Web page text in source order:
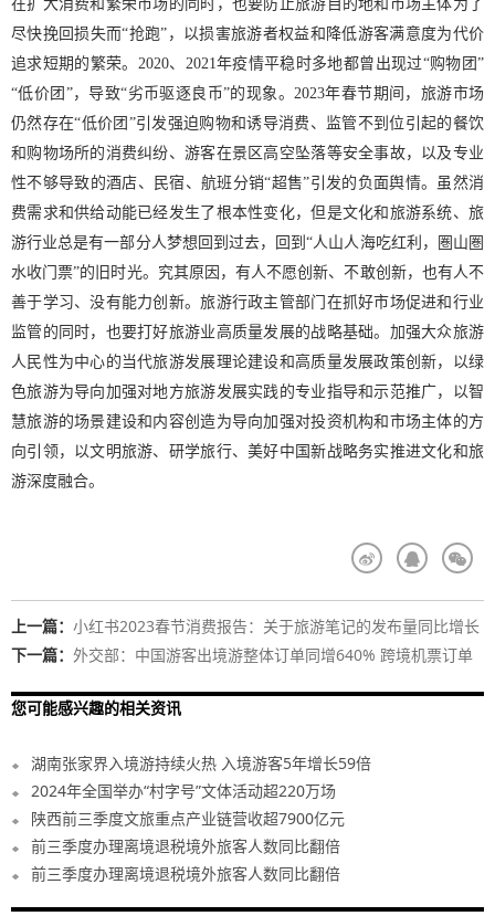
在扩大消费和繁荣市场的同时，也要防止旅游目的地和市场主体为了
尽快挽回损失而“抢跑”，以损害旅游者权益和降低游客满意度为代价
追求短期的繁荣。2020、2021年疫情平稳时多地都曾出现过“购物团”
“低价团”，导致“劣币驱逐良币”的现象。2023年春节期间，旅游市场
仍然存在“低价团”引发强迫购物和诱导消费、监管不到位引起的餐饮
和购物场所的消费纠纷、游客在景区高空坠落等安全事故，以及专业
性不够导致的酒店、民宿、航班分销“超售”引发的负面舆情。虽然消
费需求和供给动能已经发生了根本性变化，但是文化和旅游系统、旅
游行业总是有一部分人梦想回到过去，回到“人山人海吃红利，圏山圏
水收门票”的旧时光。究其原因，有人不愿创新、不敢创新，也有人不
善于学习、没有能力创新。旅游行政主管部门在抓好市场促进和行业
监管的同时，也要打好旅游业高质量发展的战略基础。加强大众旅游
人民性为中心的当代旅游发展理论建设和高质量发展政策创新，以绿
色旅游为导向加强对地方旅游发展实践的专业指导和示范推广，以智
慧旅游的场景建设和内容创造为导向加强对投资机构和市场主体的方
向引领，以文明旅游、研学旅行、美好中国新战略务实推进文化和旅
游深度融合。
上一篇： 小红书2023春节消费报告：关于旅游笔记的发布量同比增长
近70%
下一篇： 外交部：中国游客出境游整体订单同增640% 跨境机票订单
您可能感兴趣的相关资讯
湖南张家界入境游持续火热 入境游客5年增长59倍
2024年全国举办“村字号”文体活动超220万场
陕西前三季度文旅重点产业链营收超7900亿元
前三季度办理离境退税境外旅客人数同比翻倍
前三季度办理离境退税境外旅客人数同比翻倍